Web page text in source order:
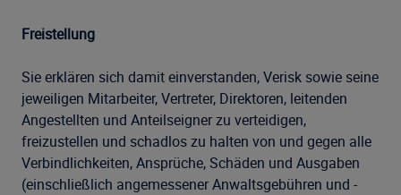
Freistellung
Sie erklären sich damit einverstanden, Verisk sowie seine
jeweiligen Mitarbeiter, Vertreter, Direktoren, leitenden
Angestellten und Anteilseigner zu verteidigen,
freizustellen und schadlos zu halten von und gegen alle
Verbindlichkeiten, Ansprüche, Schäden und Ausgaben
(einschließlich angemessener Anwaltsgebühren und -